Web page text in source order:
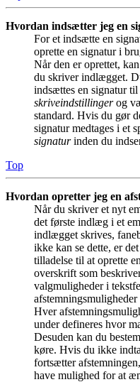
Hvordan indsætter jeg en
For et indsætte en
oprette en signatur i
Når den er oprettet,
du skriver indlægget.
indsættes en signatur
skriveindstillingerog
standard. Hvis du gør
signatur medtages i et
signaturinden du
Top
Hvordan opretter jeg en
Når du skriver et nyt
det første indlæg i et
indlægget skrives,
ikke kan se dette, er
tilladelse til at oprette
overskrift som
valgmuligheder i
Hver
under defineres hvor
Desuden kan du
køre. Hvis du ikke
fortsætter
have mulighed for at